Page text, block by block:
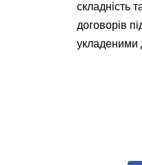
складність
договорів
укладеними